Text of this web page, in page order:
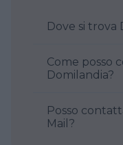
Come posso
Domilandia?
Posso contattare
Mail?